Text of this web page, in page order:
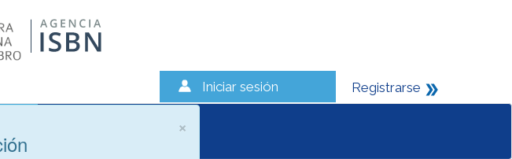
Iniciar sesión Registrarse
×